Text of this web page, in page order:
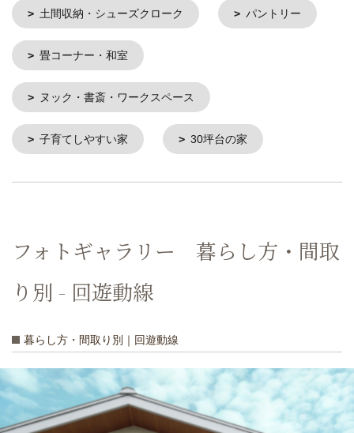
土間収納・シューズクローク パントリー
畳コーナー・和室
ヌック・書斎・ワークスペース
子育てしやすい家 30坪台の家
フォトギャラリー 暮らし方・間取
り別 - 回遊動線
暮らし方・間取り別｜回遊動線